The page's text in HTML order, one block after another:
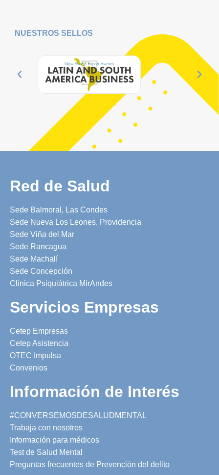
NUESTROS SELLOS
Red de Salud
Sede Balmoral, Las Condes
Sede Nueva Los Leones, Providencia
Sede Viña del Mar
Sede Rancagua
Sede Machalí
Sede Concepción
Clínica Psiquiátrica MirAndes
Servicios Empresas
Cetep Empresas
Cetep Asistencia
OTEC Impulsa
Convenios
Información de Interés
#CONVERSEMOSDESALUDMENTAL
Trabaja con nosotros
Información para médicos
Test de Salud Mental
Preguntas frecuentes de Prevención del delito